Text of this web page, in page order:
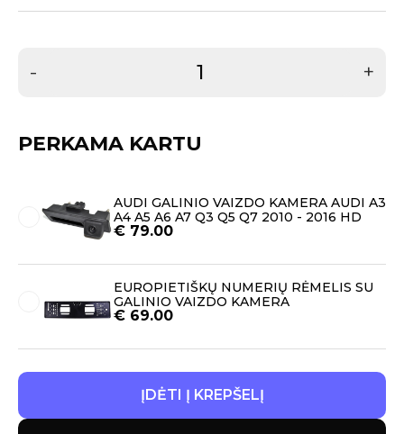
- +
PERKAMA KARTU
AUDI GALINIO VAIZDO KAMERA AUDI A3
A4 A5 A6 A7 Q3 Q5 Q7 2010 - 2016 HD
€ 79.00
EUROPIETIŠKŲ NUMERIŲ RĖMELIS SU
GALINIO VAIZDO KAMERA
€ 69.00
ĮDĖTI Į KREPŠELĮ